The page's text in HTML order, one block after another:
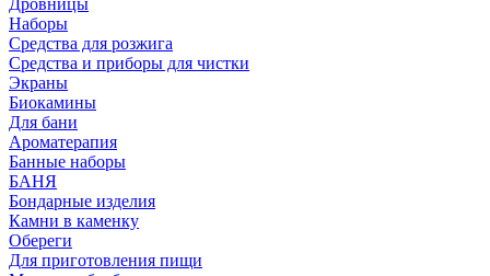
Дровницы
Наборы
Средства для розжига
Средства и приборы для чистки
Экраны
Биокамины
Для бани
Ароматерапия
Банные наборы
БАНЯ
Бондарные изделия
Камни в каменку
Обереги
Для приготовления пищи